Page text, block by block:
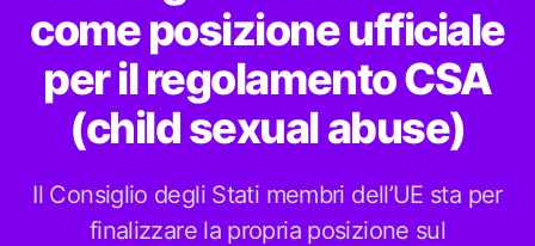
come posizione ufficiale
per il regolamento CSA
(child sexual abuse)
Il Consiglio degli Stati membri dell’UE sta per
finalizzare la propria posizione sul